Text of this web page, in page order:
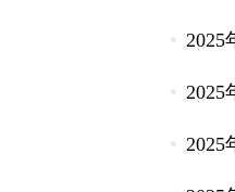
2025
2025
2025